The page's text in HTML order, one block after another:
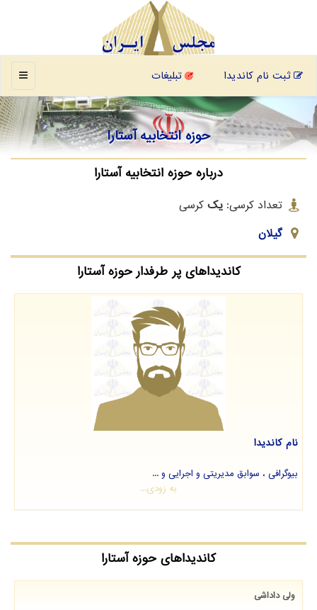
منو ثبت نام کاندیدا تبلیغات
حوزه انتخابیه آستارا
درباره حوزه انتخابیه آستارا
تعداد کرسی: یک کرسی
گیلان
کاندیداهای پر طرفدار حوزه آستارا
نام کاندیدا
بیوگرافی ، سوابق مدیریتی و اجرایی و ...
به زودی...
کاندیداهای حوزه آستارا
ولی داداشی